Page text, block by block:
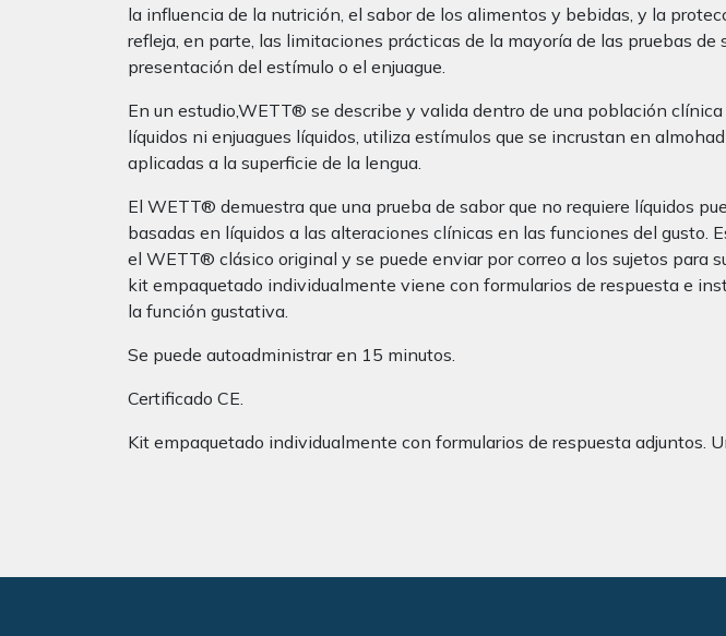
la influencia de la nutrición, el sabor de los alimentos y bebidas, y la
refleja, en parte, las limitaciones prácticas de la mayoría de las pruebas
presentación del estímulo o el enjuague.
En un estudio,WETT® se describe y valida dentro de una población
líquidos ni enjuagues líquidos, utiliza estímulos que se incrustan en
aplicadas a la superficie de la lengua.
El WETT® demuestra que una prueba de sabor que no requiere líquidos
basadas en líquidos a las alteraciones clínicas en las funciones del
el WETT® clásico original y se puede enviar por correo a los sujetos para
kit empaquetado individualmente viene con formularios de respuesta e
la función gustativa.
Se puede autoadministrar en 15 minutos.
Certificado CE.
Kit empaquetado individualmente con formularios de respuesta adjuntos.